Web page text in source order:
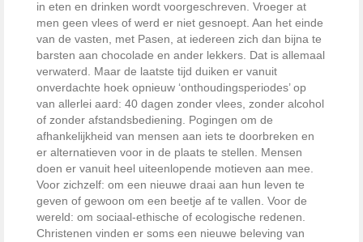
in eten en drinken wordt voorgeschreven. Vroeger at
men geen vlees of werd er niet gesnoept. Aan het einde
van de vasten, met Pasen, at iedereen zich dan bijna te
barsten aan chocolade en ander lekkers. Dat is allemaal
verwaterd. Maar de laatste tijd duiken er vanuit
onverdachte hoek opnieuw ‘onthoudingsperiodes’ op
van allerlei aard: 40 dagen zonder vlees, zonder alcohol
of zonder afstandsbediening. Pogingen om de
afhankelijkheid van mensen aan iets te doorbreken en
er alternatieven voor in de plaats te stellen. Mensen
doen er vanuit heel uiteenlopende motieven aan mee.
Voor zichzelf: om een nieuwe draai aan hun leven te
geven of gewoon om een beetje af te vallen. Voor de
wereld: om sociaal-ethische of ecologische redenen.
Christenen vinden er soms een nieuwe beleving van